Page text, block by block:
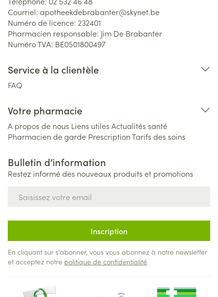
Courriel: apotheekdebrabanter@skynet.be
Numéro de licence: 232401
Pharmacien responsable: Jim De Brabanter
Numéro TVA: BE0501800497
Service à la clientèle
FAQ
Votre pharmacie
A propos de nous Liens utiles Actualités santé
Pharmacien de garde PrescriptionTarifs des soins
Bulletin d’information
Restez informé des nouveaux produits et promotions
Inscription
En cliquant sur s'abonner, vous vous abonnez à notre newsletter
et acceptez notre politique de confidentialité.